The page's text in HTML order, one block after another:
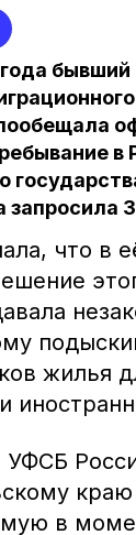
в
запросила
что в
жилья
УФСБ
в